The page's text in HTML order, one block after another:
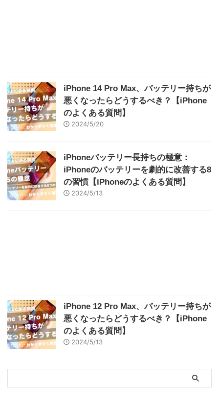
iPhone 14 Pro Max、バッテリー持ちが
悪くなったらどうするべき？【iPhone
のよくある質問】
2024/5/20
iPhoneバッテリー長持ちの極意：
iPhoneのバッテリーを劇的に改善する8
の習慣【iPhoneのよくある質問】
2024/5/13
iPhone 12 Pro Max、バッテリー持ちが
悪くなったらどうするべき？【iPhone
のよくある質問】
2024/5/13